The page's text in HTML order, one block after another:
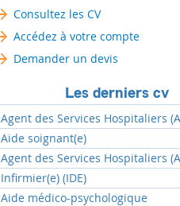
Consultez les CV
Accédez à votre compte
Demander un devis
Les derniers cv
Agent des Services Hospitaliers
Aide soignant(e)
Agent des Services Hospitaliers
Infirmier(e) (IDE)
Aide médico-psychologique